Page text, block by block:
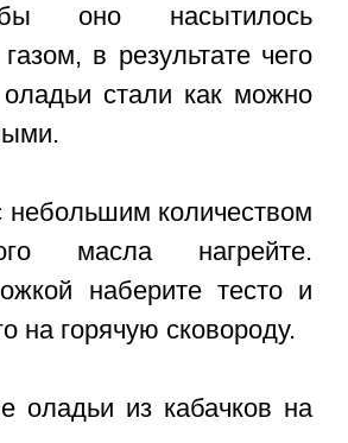
оно насытилось
в результате чего
стали как можно
небольшим количеством
масла нагрейте.
наберите тесто и
на горячую сковороду.